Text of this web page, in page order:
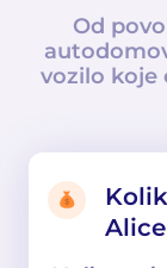
Od
vozilo koje